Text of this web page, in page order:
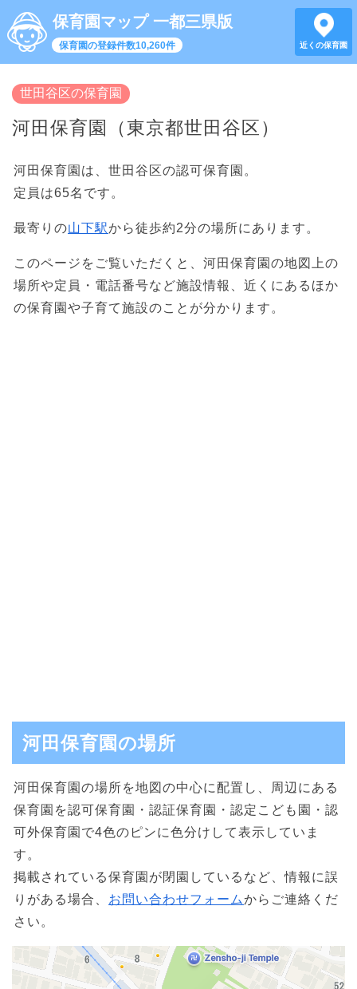
保育園マップ 一都三県版
保育園の登録件数10,260件 近くの保育園
世田谷区の保育園
河田保育園（東京都世田谷区）
河田保育園は、世田谷区の認可保育園。
定員は65名です。
最寄りの山下駅から徒歩約2分の場所にあります。
このページをご覧いただくと、河田保育園の地図上の
場所や定員・電話番号など施設情報、近くにあるほか
の保育園や子育て施設のことが分かります。
河田保育園の場所
河田保育園の場所を地図の中心に配置し、周辺にある
保育園を認可保育園・認証保育園・認定こども園・認
可外保育園で4色のピンに色分けして表示していま
す。
掲載されている保育園が閉園しているなど、情報に誤
りがある場合、 お問い合わせフォームからご連絡くだ
さい。